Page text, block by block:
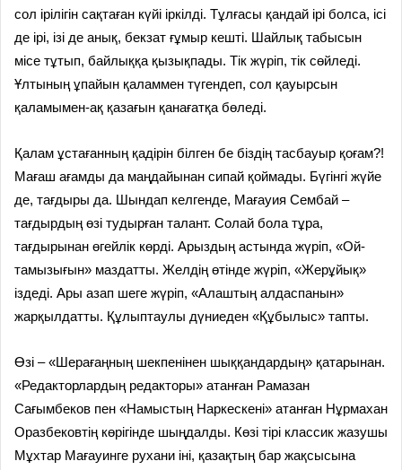
сол ірілігін сақтаған күйі іркілді. Тұлғасы қандай ірі болса, ісі
де ірі, ізі де анық, бекзат ғұмыр кешті. Шайлық табысын
місе тұтып, байлыққа қызықпады. Тік жүріп, тік сөйледі.
Ұлтының ұпайын қаламмен түгендеп, сол қауырсын
қаламымен-ақ қазағын қанағатқа бөледі.
Қалам ұстағанның қадірін білген бе біздің тасбауыр қоғам?!
Мағаш ағамды да маңдайынан сипай қоймады. Бүгінгі жүйе
де, тағдыры да. Шындап келгенде, Мағауия Сембай –
тағдырдың өзі тудырған талант. Солай бола тұра,
тағдырынан өгейлік көрді. Арыздың астында жүріп, «Ой-
тамызығын» маздатты. Желдің өтінде жүріп, «Жерұйық»
іздеді. Ары азап шеге жүріп, «Алаштың алдаспанын»
жарқылдатты. Құлыптаулы дүниеден «Құбылыс» тапты.
Өзі – «Шерағаңның шекпенінен шыққандардың» қатарынан.
«Редакторлардың редакторы» атанған Рамазан
Сағымбеков пен «Намыстың Наркескені» атанған Нұрмахан
Оразбековтің көрігінде шыңдалды. Көзі тірі классик жазушы
Мұхтар Мағауинге рухани іні, қазақтың бар жақсысына